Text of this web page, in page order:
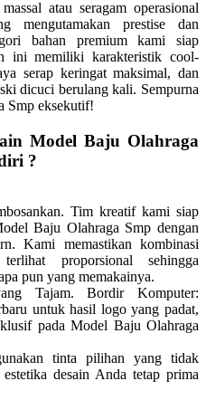
atau seragam operasional
mengutamakan prestise dan
bahan premium kami siap
ini memiliki karakteristik cool-
serap keringat maksimal, dan
dicuci berulang kali. Sempurna
Smp eksekutif!
Model Baju Olahraga
?
Tim kreatif kami siap
Baju Olahraga Smp dengan
Kami memastikan kombinasi
proporsional sehingga
pun yang memakainya.
Tajam.Bordir Komputer:
untuk hasil logo yang padat,
pada Model Baju Olahraga
tinta pilihan yang tidak
desain Anda tetap prima